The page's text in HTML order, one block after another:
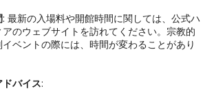
: 最新の入場料や開館時間に関しては、公式ハ
のウェブサイトを訪れてください。宗教的
ベントの際には、時間が変わることがあり
バイス: